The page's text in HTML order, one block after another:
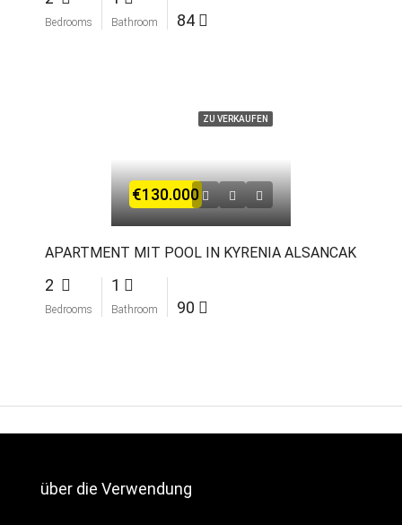
Bedrooms Bathroom 84
ZU VERKAUFEN
€130.000
APARTMENT MIT POOL IN KYRENIA ALSANCAK
2
Bedrooms
1
Bathroom 90
über die Verwendung